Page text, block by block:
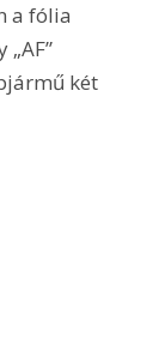
a fólia
két